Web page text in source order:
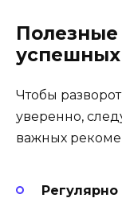
успешных
Чтобы
уверенно,
важных
Регулярно